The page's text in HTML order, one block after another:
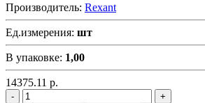
Производитель: Rexant
Ед.измерения: шт
В упаковке: 1,00
14375.11 р.